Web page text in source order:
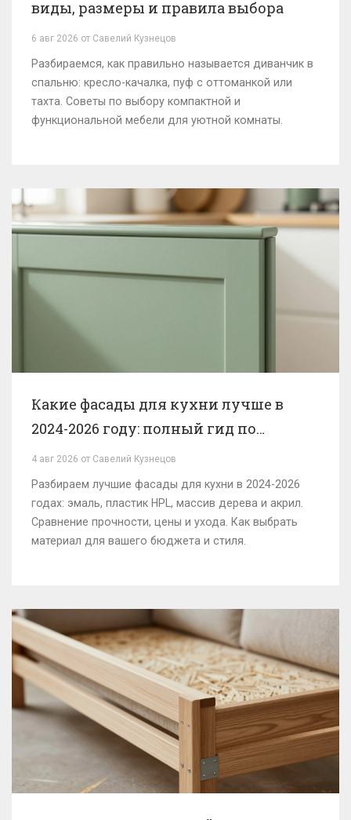
виды, размеры и правила выбора
6 авг 2026 от Савелий Кузнецов
Разбираемся, как правильно называется диванчик в
спальню: кресло-качалка, пуф с оттоманкой или
тахта. Советы по выбору компактной и
функциональной мебели для уютной комнаты.
Какие фасады для кухни лучше в
2024-2026 году: полный гид по
материалам
4 авг 2026 от Савелий Кузнецов
Разбираем лучшие фасады для кухни в 2024-2026
годах: эмаль, пластик HPL, массив дерева и акрил.
Сравнение прочности, цены и ухода. Как выбрать
материал для вашего бюджета и стиля.